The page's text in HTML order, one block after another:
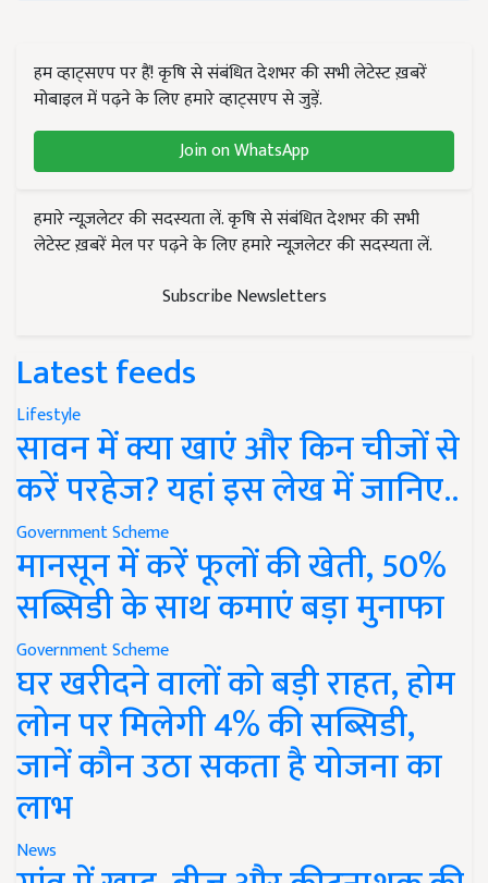
हम व्हाट्सएप पर हैं! कृषि से संबंधित देशभर की सभी लेटेस्ट ख़बरें
मोबाइल में पढ़ने के लिए हमारे व्हाट्सएप से जुड़ें.
Join on WhatsApp
हमारे न्यूज़लेटर की सदस्यता लें. कृषि से संबंधित देशभर की सभी
लेटेस्ट ख़बरें मेल पर पढ़ने के लिए हमारे न्यूज़लेटर की सदस्यता लें.
Subscribe Newsletters
Latest feeds
Lifestyle
सावन में क्या खाएं और किन चीजों से
करें परहेज? यहां इस लेख में जानिए..
Government Scheme
मानसून में करें फूलों की खेती, 50%
सब्सिडी के साथ कमाएं बड़ा मुनाफा
Government Scheme
घर खरीदने वालों को बड़ी राहत, होम
लोन पर मिलेगी 4% की सब्सिडी,
जानें कौन उठा सकता है योजना का
लाभ
News